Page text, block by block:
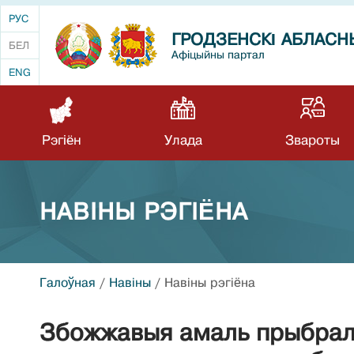
РУС
БЕЛ
ENG
ГРОДЗЕНСКІ
Афіцыйны партал
Рэгіён Улада Звароты
НАВIНЫ РЭГIЁНА
Галоўная / Навiны / Навiны рэгiёна
Збожжавыя амаль